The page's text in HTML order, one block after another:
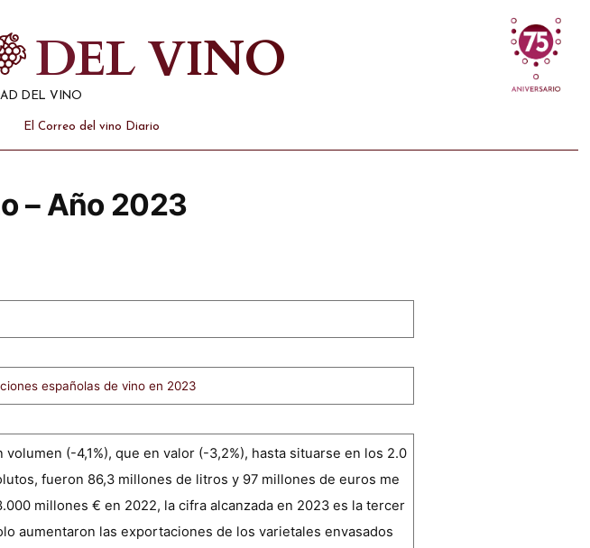
DEL VINO
DEL VINO
El Correo del vino Diario
– Año 2023
españolas de vino en 2023
(-4,1%), que en valor (-3,2%), hasta situarse en los 2.0
fueron 86,3 millones de litros y 97 millones de euros me
millones € en 2022, la cifra alcanzada en 2023 es la tercer
aumentaron las exportaciones de los varietales envasados